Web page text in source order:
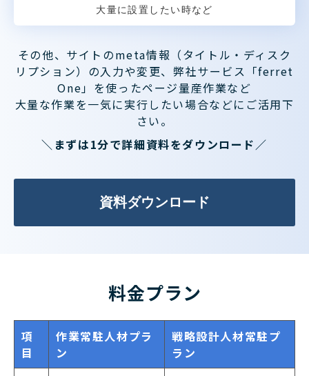
大量に設置したい時など
その他、サイトのmeta情報（タイトル・ディスク
リプション）の入力や変更、弊社サービス「ferret
One」を使ったページ量産作業など
大量な作業を一気に実行したい場合などにご活用下
さい。
＼まずは1分で詳細資料をダウンロード／
資料ダウンロード
料金プラン
項
目
作業常駐人材プラ
ン
戦略設計人材常駐プ
ラン